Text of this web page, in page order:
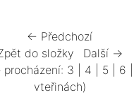
← Předchozí
do složky
Další →
3 4 5 6
vteřinách)